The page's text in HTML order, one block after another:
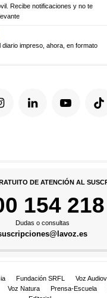
Recibe notificaciones y no te
impreso, ahora, en formato
DE ATENCIÓN AL
154 218
Dudas o consultas
Fundación SRFL Voz
Voz Natura Prensa-Escuela